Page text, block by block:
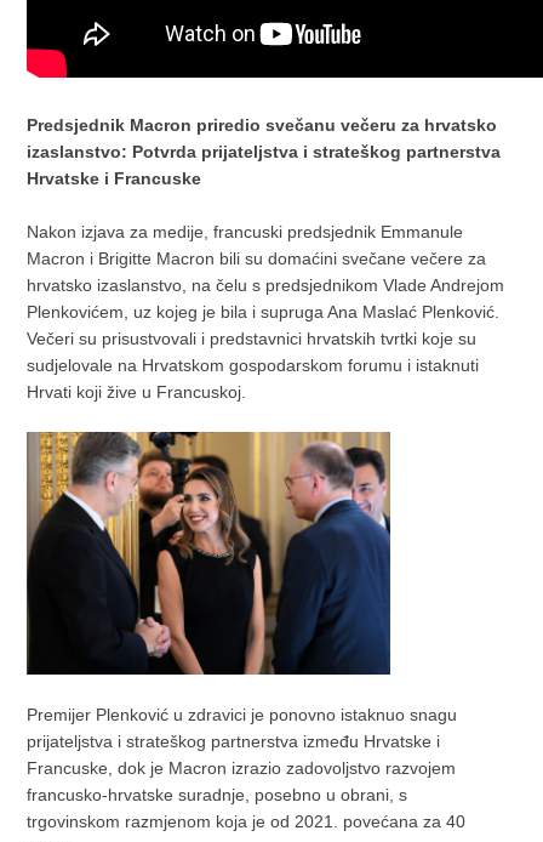
Predsjednik Macron priredio svečanu večeru za hrvatsko
izaslanstvo: Potvrda prijateljstva i strateškog partnerstva
Hrvatske i Francuske
Nakon izjava za medije, francuski predsjednik Emmanule
Macron i Brigitte Macron bili su domaćini svečane večere za
hrvatsko izaslanstvo, na čelu s predsjednikom Vlade Andrejom
Plenkovićem, uz kojeg je bila i supruga Ana Maslać Plenković.
Večeri su prisustvovali i predstavnici hrvatskih tvrtki koje su
sudjelovale na Hrvatskom gospodarskom forumu i istaknuti
Hrvati koji žive u Francuskoj.
Premijer Plenković u zdravici je ponovno istaknuo snagu
prijateljstva i strateškog partnerstva između Hrvatske i
Francuske, dok je Macron izrazio zadovoljstvo razvojem
francusko-hrvatske suradnje, posebno u obrani, s
trgovinskom razmjenom koja je od 2021. povećana za 40